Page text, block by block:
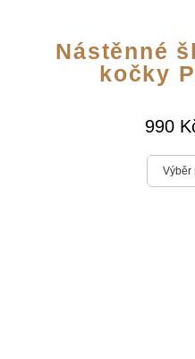
Nástěnné
kočky
990
Výběr